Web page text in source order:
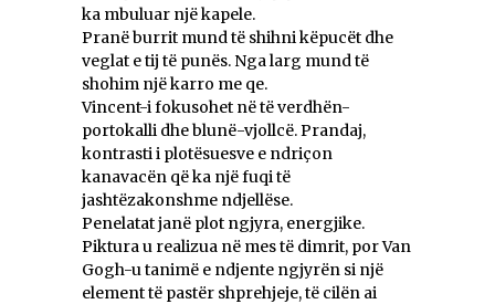
ka mbuluar një kapele.
Pranë burrit mund të shihni këpucët dhe
veglat e tij të punës. Nga larg mund të
shohim një karro me qe.
Vincent-i fokusohet në të verdhën-
portokalli dhe blunë-vjollcë. Prandaj,
kontrasti i plotësuesve e ndriçon
kanavacën që ka një fuqi të
jashtëzakonshme ndjellëse.
Penelatat janë plot ngjyra, energjike.
Piktura u realizua në mes të dimrit, por Van
Gogh-u tanimë e ndjente ngjyrën si një
element të pastër shprehjeje, të cilën ai